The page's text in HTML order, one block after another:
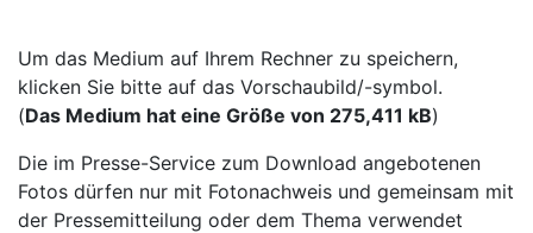
Um das Medium auf Ihrem Rechner zu speichern,
klicken Sie bitte auf das Vorschaubild/-symbol.
(Das Medium hat eine Größe von 275,411 kB)
Die im Presse-Service zum Download angebotenen
Fotos dürfen nur mit Fotonachweis und gemeinsam mit
der Pressemitteilung oder dem Thema verwendet